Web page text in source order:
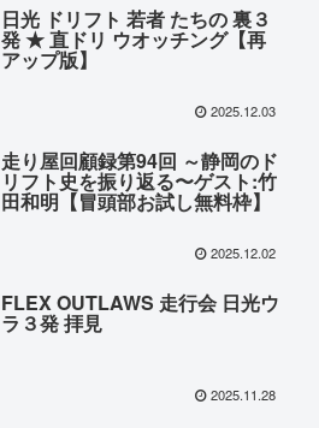
日光 ドリフト 若者 たちの 裏３
発 ★ 直ドリ ウオッチング【再
アップ版】
2025.12.03
走り屋回顧録第94回 ～静岡のド
リフト史を振り返る〜ゲスト:竹
田和明【冒頭部お試し無料枠】
2025.12.02
FLEX OUTLAWS 走行会 日光ウ
ラ３発 拝見
2025.11.28